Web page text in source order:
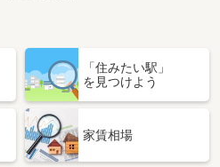
「住みたい駅」
を見つけよう
家賃相場